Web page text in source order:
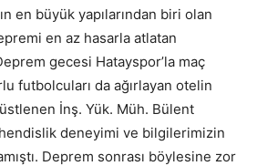
en büyük yapılarından biri olan
en az hasarla atlatan
gecesi Hatayspor’la maç
futbolcuları da ağırlayan otelin
İnş. Yük. Müh. Bülent
deneyimi ve bilgilerimizin
Deprem sonrası böylesine zor